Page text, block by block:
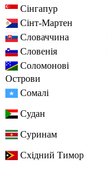
Сінгапур
Сінт-Мартен
Словаччина
Словенія
Соломонові
Острови
Сомалі
Судан
Суринам
Східний Тимор